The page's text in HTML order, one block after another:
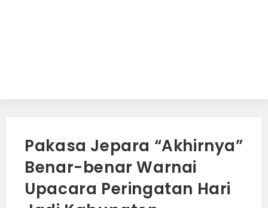
Pakasa Jepara “Akhirnya”
Benar-benar Warnai
Upacara Peringatan Hari